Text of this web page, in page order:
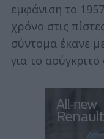
εμφάνιση το
χρόνο στις
σύντομα έκανε
για το